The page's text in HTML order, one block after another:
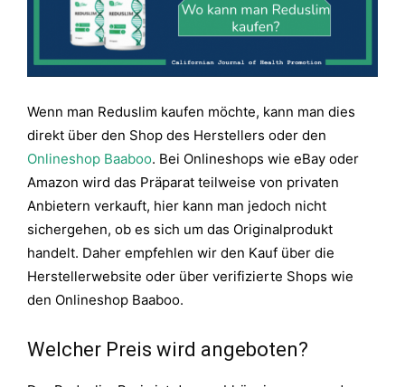
Wenn man Reduslim kaufen möchte, kann man dies
direkt über den Shop des Herstellers oder den
Onlineshop Baaboo. Bei Onlineshops wie eBay oder
Amazon wird das Präparat teilweise von privaten
Anbietern verkauft, hier kann man jedoch nicht
sichergehen, ob es sich um das Originalprodukt
handelt. Daher empfehlen wir den Kauf über die
Herstellerwebsite oder über verifizierte Shops wie
den Onlineshop Baaboo.
Welcher Preis wird angeboten?